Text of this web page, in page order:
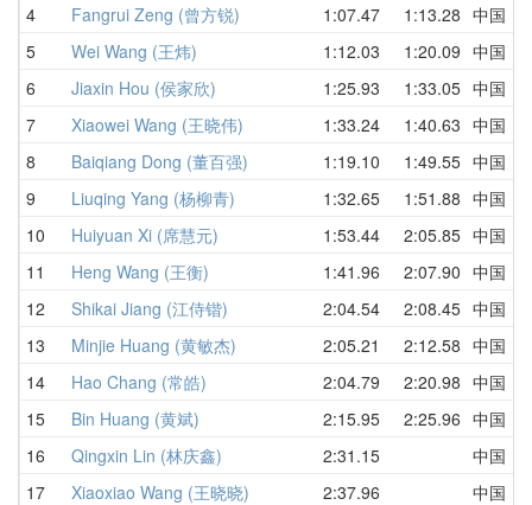
4 Fangrui Zeng (曾方锐) 1:07.47 1:13.28 中国
5 Wei Wang (王炜) 1:12.03 1:20.09 中国
6 Jiaxin Hou (侯家欣) 1:25.93 1:33.05 中国
7 Xiaowei Wang (王晓伟) 1:33.24 1:40.63 中国
8 Baiqiang Dong (董百强) 1:19.10 1:49.55 中国
9 Liuqing Yang (杨柳青) 1:32.65 1:51.88 中国
10 Huiyuan Xi (席慧元) 1:53.44 2:05.85 中国
11 Heng Wang (王衡) 1:41.96 2:07.90 中国
12 Shikai Jiang (江侍锴) 2:04.54 2:08.45 中国
13 Minjie Huang (黄敏杰) 2:05.21 2:12.58 中国
14 Hao Chang (常皓) 2:04.79 2:20.98 中国
15 Bin Huang (黄斌) 2:15.95 2:25.96 中国
16 Qingxin Lin (林庆鑫) 2:31.15 中国
17 Xiaoxiao Wang (王晓晓) 2:37.96 中国